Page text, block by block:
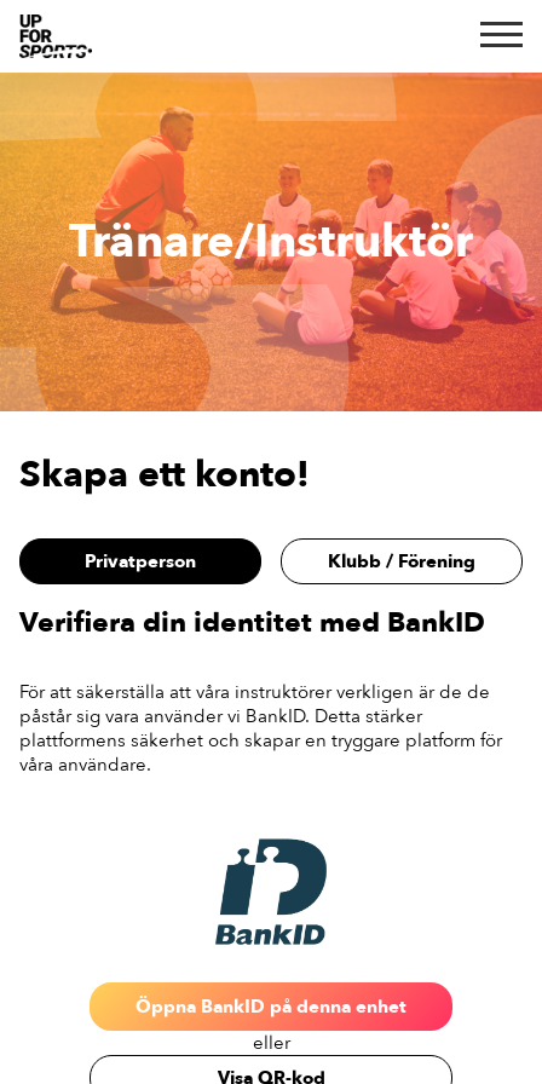
Tränare/Instruktör
Skapa ett konto!
Privatperson Klubb / Förening
Verifiera din identitet med BankID
För att säkerställa att våra instruktörer verkligen är de de
påstår sig vara använder vi BankID. Detta stärker
plattformens säkerhet och skapar en tryggare platform för
våra användare.
Öppna BankID på denna enhet
eller
Visa QR-kod